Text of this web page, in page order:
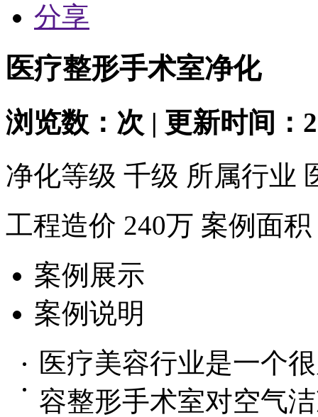
分享
医疗整形手术室净化
浏览数： 次 | 更新时间：
净化等级 千级 所属行业
工程造价 240万 案例面积
案例展示
案例说明
医疗美容行业是一个
容整形手术室对空气